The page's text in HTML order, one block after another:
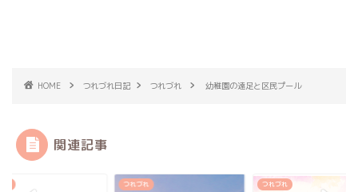
HOME つれづれ日記 つれづれ 幼稚園の遠足と区民プール
関連記事
つれづれ つれづれ